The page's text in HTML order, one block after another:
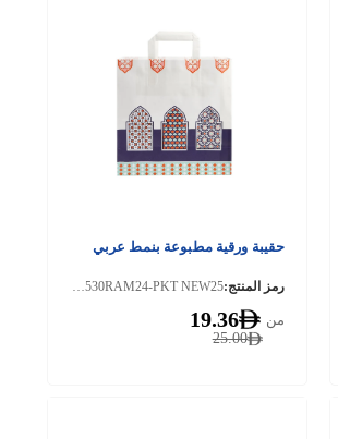
حقيبة ورقية مطبوعة بنمط عربي
رمز المنتج: PCBWFH291530RAM24-PKT NEW25
25.00
من 19.36